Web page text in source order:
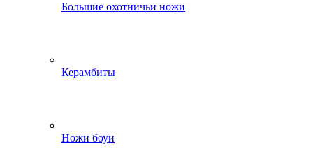
Большие охотничьи ножи
Керамбиты
Ножи боуи